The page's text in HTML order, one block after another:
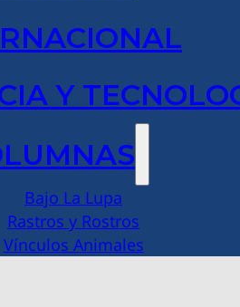
Y
Bajo La Lupa
Rastros y Rostros
Vínculos Animales